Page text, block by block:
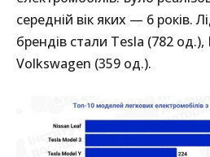
середній вік яких — 6 років.
брендів стали Tesla (782 од.),
Volkswagen (359 од.).